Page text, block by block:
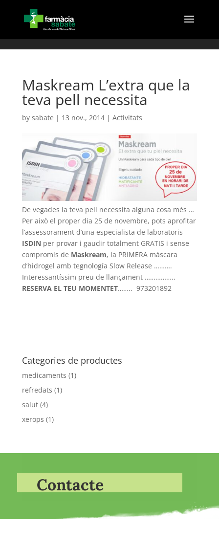
Maskream L’extra que la
teva pell necessita
by sabate | 13 nov., 2014| Activitats
De vegades la teva pell necessita alguna cosa més …
Per això el proper dia 25 de novembre, pots aprofitar
l’assessorament d’una especialista de laboratoris
ISDIN per provar i gaudir totalment GRATIS i sense
compromís de Maskream, la PRIMERA màscara
d’hidrogel amb tegnología Slow Release ……….
Interessantíssim preu de llançament ……………..
RESERVA EL TEU MOMENTET…….. 973201892
Categories de productes
medicaments (1)
refredats (1)
salut (4)
xerops (1)
Contacte